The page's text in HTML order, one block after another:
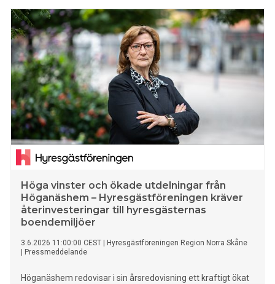
Höga vinster och ökade utdelningar från
Höganäshem – Hyresgästföreningen kräver
återinvesteringar till hyresgästernas
boendemiljöer
3.6.2026 11:00:00 CEST
Hyresgästföreningen Region Norra Skåne
Pressmeddelande
Höganäshem redovisar i sin årsredovisning ett kraftigt ökat